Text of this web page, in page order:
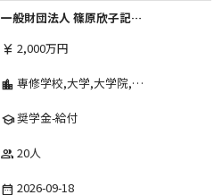
一般財団法人 篠原欣子記念財団 (海外留学奨学金グループ)
currency_yen 2,000万円
location_city 専修学校,大学,大学院,高等学校,その他,短期大学,高等専門学校
school奨学金-給付
group 20人
date_range 2026-09-18